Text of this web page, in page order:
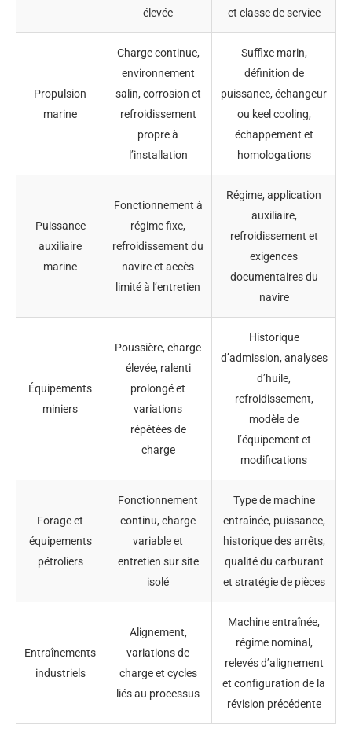
élevée et classe de service
Propulsion
marine
Charge continue,
environnement
salin, corrosion et
refroidissement
propre à
l’installation
Suffixe marin,
définition de
puissance, échangeur
ou keel cooling,
échappement et
homologations
Puissance
auxiliaire
marine
Fonctionnement à
régime fixe,
refroidissement du
navire et accès
limité à l’entretien
Régime, application
auxiliaire,
refroidissement et
exigences
documentaires du
navire
Équipements
miniers
Poussière, charge
élevée, ralenti
prolongé et
variations
répétées de
charge
Historique
d’admission, analyses
d’huile,
refroidissement,
modèle de
l’équipement et
modifications
Forage et
équipements
pétroliers
Fonctionnement
continu, charge
variable et
entretien sur site
isolé
Type de machine
entraînée, puissance,
historique des arrêts,
qualité du carburant
et stratégie de pièces
Entraînements
industriels
Alignement,
variations de
charge et cycles
liés au processus
Machine entraînée,
régime nominal,
relevés d’alignement
et configuration de la
révision précédente